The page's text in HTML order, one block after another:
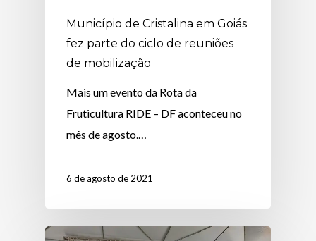
Município de Cristalina em Goiás
fez parte do ciclo de reuniões
de mobilização
Mais um evento da Rota da
Fruticultura RIDE – DF aconteceu no
mês de agosto.…
6 de agosto de 2021